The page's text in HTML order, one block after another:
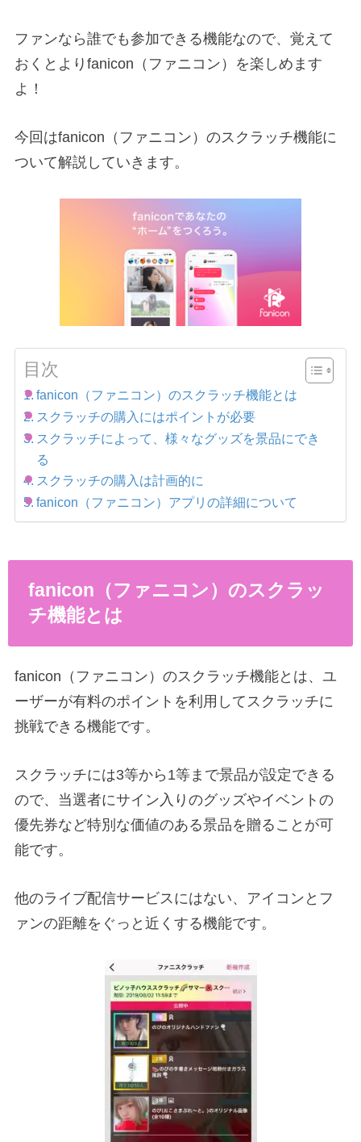
ファンなら誰でも参加できる機能なので、覚えて
おくとよりfanicon（ファニコン）を楽しめます
よ！
今回はfanicon（ファニコン）のスクラッチ機能に
ついて解説していきます。
目次
fanicon（ファニコン）のスクラッチ機能とは
スクラッチの購入にはポイントが必要
スクラッチによって、様々なグッズを景品にでき
る
スクラッチの購入は計画的に
fanicon（ファニコン）アプリの詳細について
fanicon（ファニコン）のスクラッ
チ機能とは
fanicon（ファニコン）のスクラッチ機能とは、ユ
ーザーが有料のポイントを利用してスクラッチに
挑戦できる機能です。
スクラッチには3等から1等まで景品が設定できる
ので、当選者にサイン入りのグッズやイベントの
優先券など特別な価値のある景品を贈ることが可
能です。
他のライブ配信サービスにはない、アイコンとフ
ァンの距離をぐっと近くする機能です。